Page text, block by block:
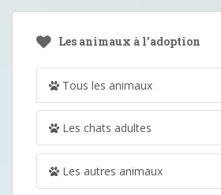
Les animaux à l’adoption
Tous les animaux
Les chats adultes
Les autres animaux